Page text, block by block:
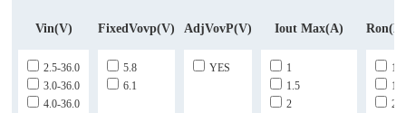
Vin(V) FixedVovp(V) AdjVovP(V) Iout Max(A)
2.5-36.0
3.0-36.0
4.0-36.0
5.8
6.1
YES
1
1.5
2